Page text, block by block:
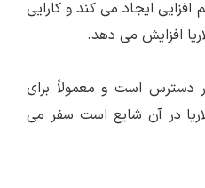
ایجاد می کند و کارایی
افزایش می دهد.
دسترس است و معمولاً برای
در آن شایع است سفر می